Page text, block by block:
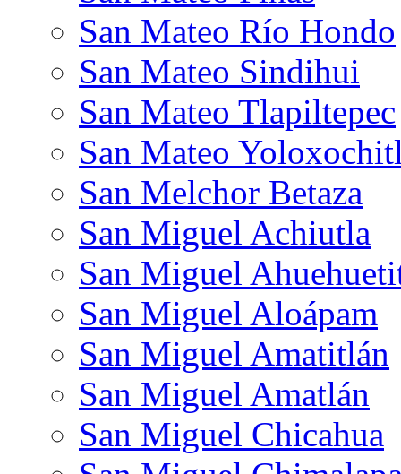
San Mateo Río Hondo
San Mateo Sindihui
San Mateo Tlapiltepec
San Mateo
San Melchor Betaza
San Miguel Achiutla
San Miguel
San Miguel Aloápam
San Miguel Amatitlán
San Miguel Amatlán
San Miguel Chicahua